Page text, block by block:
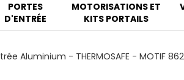
PORTES
D'ENTRÉE
MOTORISATIONS ET
KITS PORTAILS
Aluminium - THERMOSAFE - MOTIF 862